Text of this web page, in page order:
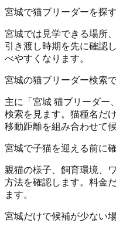
宮城で猫ブリーダーを探
宮城では見学できる場所
引き渡し時期を先に確認
べやすくなります。
宮城の猫ブリーダー検索
主に「宮城 猫ブリーダー
検索を見ます。猫種名だ
移動距離を組み合わせて
宮城で子猫を迎える前に
親猫の様子、飼育環境、
方法を確認します。料金
ます。
宮城だけで候補が少ない